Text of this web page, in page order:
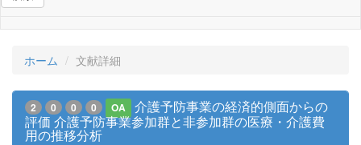
ホーム 文献詳細
2 0 0 0 OA
介護予防事業の経済的側面からの
評価 介護予防事業参加群と非参加群の医療・介護費
用の推移分析